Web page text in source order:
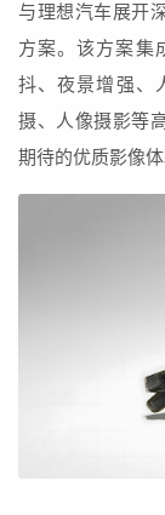
与理想汽车展开
方案。该方案集
抖、夜景增强、
摄、人像摄影等
期待的优质影像体